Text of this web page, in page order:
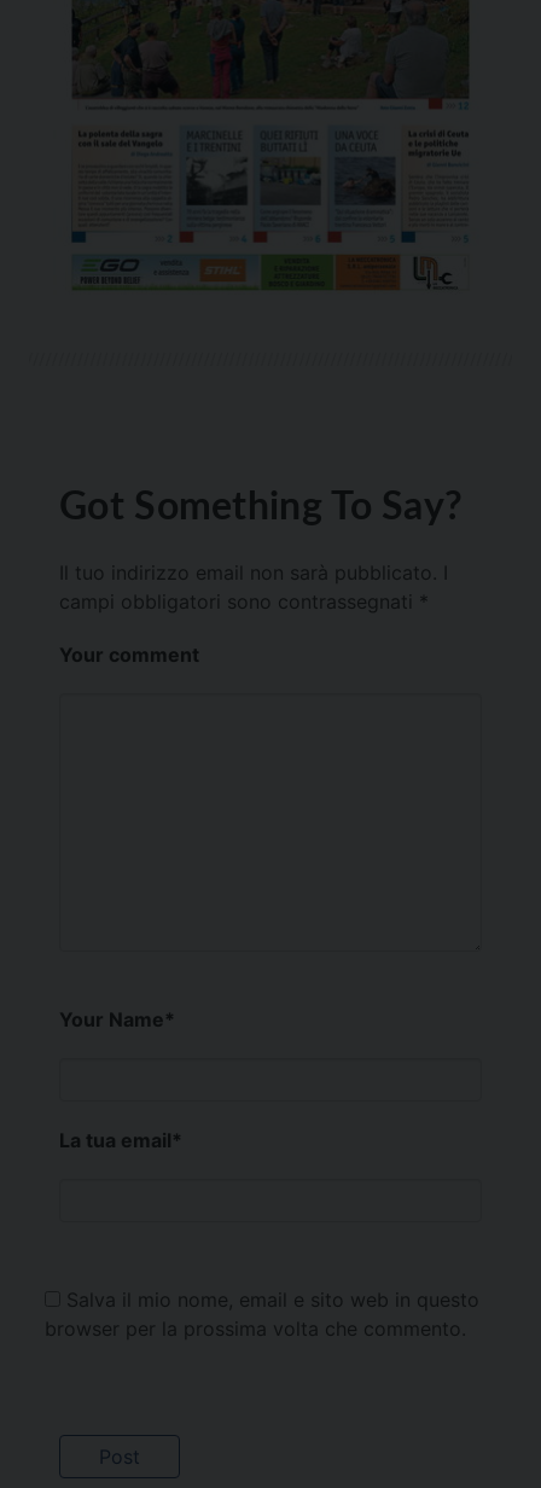
Got Something To Say?
Il tuo indirizzo email non sarà pubblicato.
campi obbligatori sono contrassegnati *
Your comment
Your Name*
La tua email*
Salva il mio nome, email e sito web in questo
browser per la prossima volta che commento.